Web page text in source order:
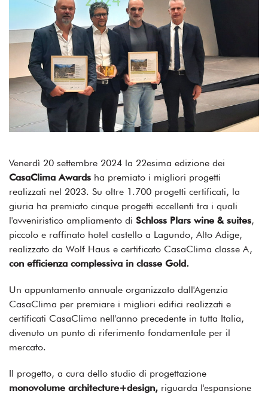
Venerdì 20 settembre 2024 la 22esima edizione dei
CasaClima Awards ha premiato i migliori progetti
realizzati nel 2023. Su oltre 1.700 progetti certificati, la
giuria ha premiato cinque progetti eccellenti tra i quali
l'avveniristico ampliamento di Schloss Plars wine & suites,
piccolo e raffinato hotel castello a Lagundo, Alto Adige,
realizzato da Wolf Haus e certificato CasaClima classe A,
con efficienza complessiva in classe Gold.
Un appuntamento annuale organizzato dall'Agenzia
CasaClima per premiare i migliori edifici realizzati e
certificati CasaClima nell'anno precedente in tutta Italia,
divenuto un punto di riferimento fondamentale per il
mercato.
Il progetto, a cura dello studio di progettazione
monovolume architecture+design, riguarda l'espansione